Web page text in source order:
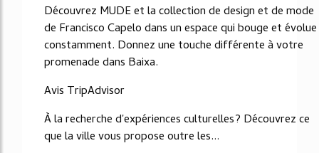
Découvrez MUDE et la collection de design et de mode
de Francisco Capelo dans un espace qui bouge et évolue
constamment. Donnez une touche différente à votre
promenade dans Baixa.
Avis TripAdvisor
À la recherche d'expériences culturelles? Découvrez ce
que la ville vous propose outre les...